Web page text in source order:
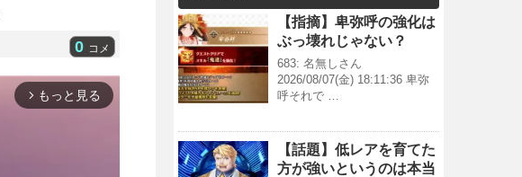
0 コメ
arrow_forward_ios もっと見る
【指摘】卑弥呼の強化は
ぶっ壊れじゃない？
683: 名無しさん
2026/08/07(金) 18:11:36 卑弥
呼それで …
【話題】低レアを育てた
方が強いというのは本当